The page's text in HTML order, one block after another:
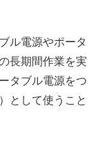
ル電源やポータ
長期間作業を実
タブル電源をつ
として使うこと